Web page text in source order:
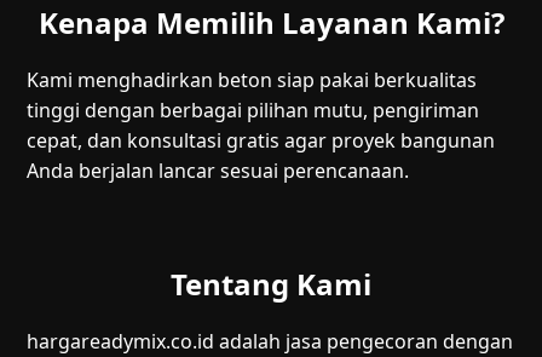
Kenapa Memilih Layanan Kami?
Kami menghadirkan beton siap pakai berkualitas
tinggi dengan berbagai pilihan mutu, pengiriman
cepat, dan konsultasi gratis agar proyek bangunan
Anda berjalan lancar sesuai perencanaan.
Tentang Kami
hargareadymix.co.id adalah jasa pengecoran dengan